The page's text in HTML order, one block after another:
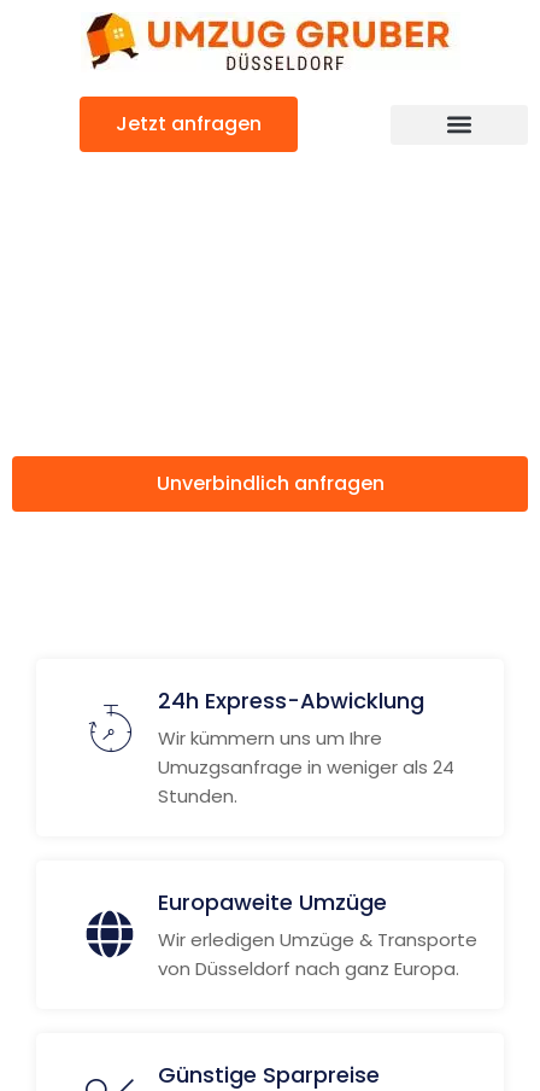
Jetzt anfragen
Unverbindlich anfragen
24h Express-Abwicklung
Wir kümmern uns um Ihre
Umuzgsanfrage in weniger als 24
Stunden.
Europaweite Umzüge
Wir erledigen Umzüge & Transporte
von Düsseldorf nach ganz Europa.
Günstige Sparpreise